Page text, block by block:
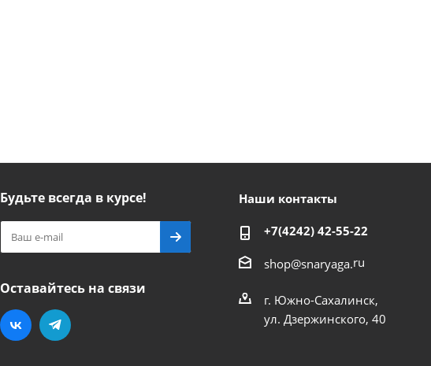
Будьте всегда в курсе!
Оставайтесь на связи
Наши контакты
+7(4242) 42-55-22
shop@snaryaga.ru
г. Южно-Сахалинск,
ул. Дзержинского, 40